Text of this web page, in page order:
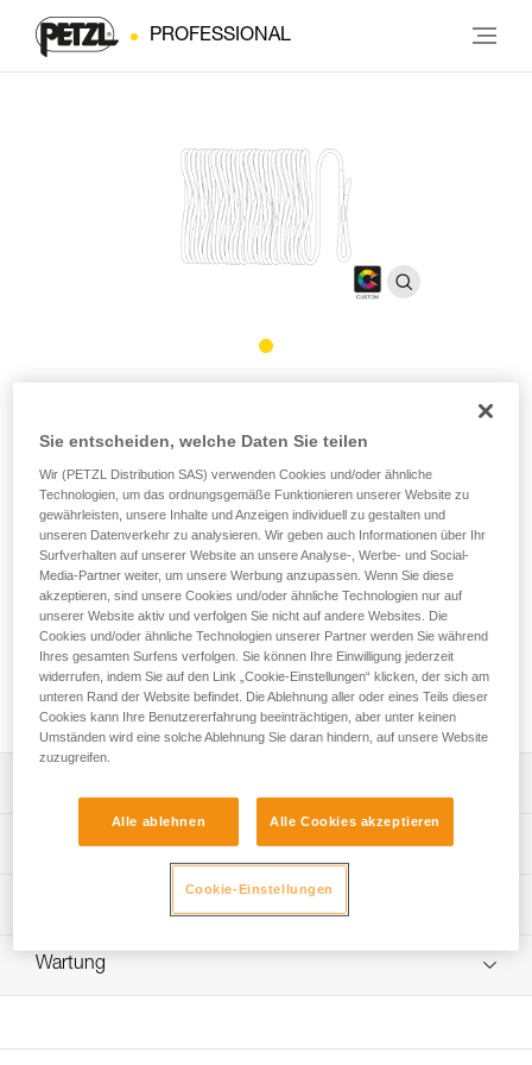
PROFESSIONAL
Ersatzseil für das persönliche Rettungssystem EXO
CUSTOM
Der Petzl Custom Service bietet die Ausführung eines
Ersatzseils für das persönliche Rettungssystem EXO
CUSTOM nach Kundenwunsch an. Die Farbe und die Länge
des Seils (bis 150 Meter) können nach Bedarf gewählt
werden. Zudem ist es möglich, das System mit einem
Anschlagelement auszustatten. Für eine einsatzbereite
Lösung kann das EXO CUSTOM-Ersatzseil mit einem
Seilsack geliefert werden.
Beige oder Schwarz,
5 Meter-Längen und von 50 bis 150 Meter in 10 Meter-
Längen).
Technische Spezifikationen
: Personalisierbares Produkt auf Bestellung erhältlich
Das PDF herunterladen technical-notice-corde-rechange-
EXO-1
Häufige Fragen
Wartung
Sie entscheiden, welche Daten Sie teilen
Wir (PETZL Distribution SAS) verwenden Cookies und/oder ähnliche
Technologien, um das ordnungsgemäße Funktionieren unserer Website zu
gewährleisten, unsere Inhalte und Anzeigen individuell zu gestalten und
unseren Datenverkehr zu analysieren. Wir geben auch Informationen über Ihr
Surfverhalten auf unserer Website an unsere Analyse-, Werbe- und Social-
Media-Partner weiter, um unsere Werbung anzupassen. Wenn Sie diese
akzeptieren, sind unsere Cookies und/oder ähnliche Technologien nur auf
unserer Website aktiv und verfolgen Sie nicht auf andere Websites. Die
Cookies und/oder ähnliche Technologien unserer Partner werden Sie während
Ihres gesamten Surfens verfolgen. Sie können Ihre Einwilligung jederzeit
widerrufen, indem Sie auf den Link „Cookie-Einstellungen“ klicken, der sich am
unteren Rand der Website befindet. Die Ablehnung aller oder eines Teils dieser
Cookies kann Ihre Benutzererfahrung beeinträchtigen, aber unter keinen
Umständen wird eine solche Ablehnung Sie daran hindern, auf unsere Website
zuzugreifen.
Alle ablehnen Alle Cookies akzeptieren
Cookie-Einstellungen